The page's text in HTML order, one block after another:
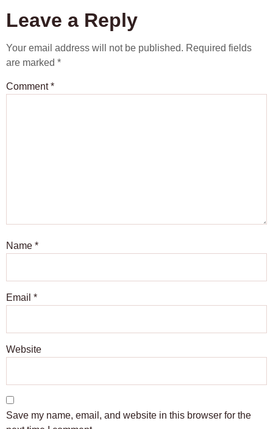
Leave a Reply
Your email address will not be published. Required fields
are marked *
Comment*
Name *
Email *
Website
Save my name, email, and website in this browser for the